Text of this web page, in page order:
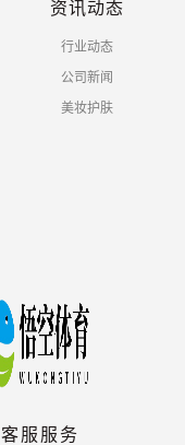
资讯动态
行业动态
公司新闻
美妆护肤
客服服务